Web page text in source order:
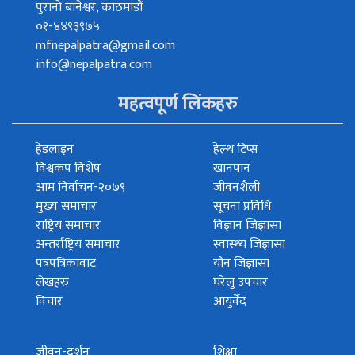
पुरानो बानेश्वर, काठमाडौं
०१-४४९३९७५
mfnepalpatra@gmail.com
info@nepalpatra.com
महत्वपूर्ण लिंकहरु
हेडलाइन
विश्वकप विशेष
आम निर्वाचन-२०७९
मुख्य समाचार
राष्ट्रिय समाचार
अन्तर्राष्ट्रिय समाचार
पत्रपत्रिकावाट
लेखहरु
विचार
हेल्थ टिप्स
खानपान
जीवनशैली
सूचना प्रविधि
विज्ञान जिज्ञासा
स्वास्थ्य जिज्ञासा
यौन जिज्ञासा
घरेलु उपचार
आयुर्वेद